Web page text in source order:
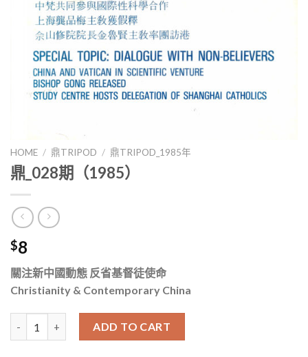
HOME / 鼎TRIPOD / 鼎TRIPOD_1985年
鼎_028期（1985）
$8
關注新中國動態 反省基督徒使命
Christianity & Contemporary China
ADD TO CART